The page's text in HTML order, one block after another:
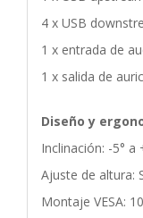
4 x USB
1 x entrada de
1 x salida de
Diseño y
Inclinación: -5° a
Ajuste de altura:
Montaje VESA: